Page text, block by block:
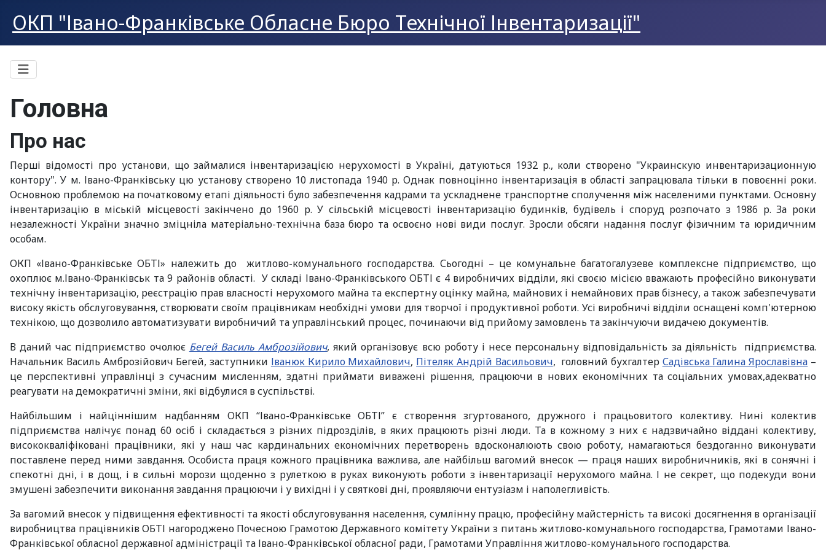
ОКП "Івано-Франківське Обласне Бюро Технічної Інвентаризації"
Головна
Про нас
Перші відомості про установи, що займалися інвентаризацією нерухомості в Україні, датуються 1932 р., коли створено "Украинскую инвентаризационную
контору". У м. Івано-Франківську цю установу створено 10 листопада 1940 р. Однак повноцінно інвентаризація в області запрацювала тільки в повоєнні роки.
Основною проблемою на початковому етапі діяльності було забезпечення кадрами та ускладнене транспортне сполучення між населеними пунктами. Основну
інвентаризацію в міській місцевості закінчено до 1960 р. У сільській місцевості інвентаризацію будинків, будівель і споруд розпочато з 1986 р. За роки
незалежності України значно зміцніла матеріально-технічна база бюро та освоєно нові види послуг. Зросли обсяги надання послуг фізичним та юридичним
особам.
ОКП «Івано-Франківське ОБТІ» належить до житлово-комунального господарства. Сьогодні – це комунальне багатогалузеве комплексне підприємство, що
охоплює м.Івано-Франківськ та 9 районів області. У складі Івано-Франківського ОБТІ є 4 виробничих відділи, які своєю місією вважають професійно виконувати
технічну інвентаризацію, реєстрацію прав власності нерухомого майна та експертну оцінку майна, майнових і немайнових прав бізнесу, а також забезпечувати
високу якість обслуговування, створювати своїм працівникам необхідні умови для творчої і продуктивної роботи. Усі виробничі відділи оснащені комп'ютерною
технікою, що дозволило автоматизувати виробничий та управлінський процес, починаючи від прийому замовлень та закінчуючи видачею документів.
В даний час підприємство очолює Бегей Василь Амброзійович, який організовує всю роботу і несе персональну відповідальність за діяльність підприємства.
Начальник Василь Амброзійович Бегей, заступники Іванюк Кирило Михайлович, Пітеляк Андрій Васильович, головний бухгалтер Садівська Галина Ярославівна –
це перспективні управлінці з сучасним мисленням, здатні приймати виважені рішення, працюючи в нових економічних та соціальних умовах,адекватно
реагувати на демократичні зміни, які відбулися в суспільстві.
Найбільшим і найціннішим надбанням ОКП “Івано-Франківське ОБТІ” є створення згуртованого, дружного і працьовитого колективу. Нині колектив
підприємства налічує понад 60 осіб і складається з різних підрозділів, в яких працюють різні люди. Та в кожному з них є надзвичайно віддані колективу,
висококваліфіковані працівники, які у наш час кардинальних економічних перетворень вдосконалюють свою роботу, намагаються бездоганно виконувати
поставлене перед ними завдання. Особиста праця кожного працівника важлива, але найбільш вагомий внесок — праця наших виробничників, які в сонячні і
спекотні дні, і в дощ, і в сильні морози щоденно з рулеткою в руках виконують роботи з інвентаризації нерухомого майна. І не секрет, що подекуди вони
змушені забезпечити виконання завдання працюючи і у вихідні і у святкові дні, проявляючи ентузіазм і наполегливість.
За вагомий внесок у підвищення ефективності та якості обслуговування населення, сумлінну працю, професійну майстерність та високі досягнення в організації
виробництва працівників ОБТІ нагороджено Почесною Грамотою Державного комітету України з питань житлово-комунального господарства, Грамотами Івано-
Франківської обласної державної адміністрації та Івано-Франківської обласної ради, Грамотами Управління житлово-комунального господарства.